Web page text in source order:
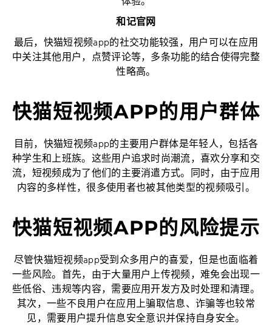
和记官网
最后，快猫短视频app的社交功能较强，用户可以在应用
中关注其他用户，点赞评论等，多条功能的结合使得完整
性略高。
快猫短视频APP的用户群体
目前，快猫短视频app的主要用户群体是年轻人，包括各
种学生和上班族。这些用户追求时尚潮流，喜欢分享和交
流，短视频成为了他们的主要消遣方式。同时，由于应用
内容的多样性，很多使用者也被其他类型的视频吸引。
快猫短视频APP的风险提示
尽管快猫短视频app受到众多用户的喜爱，但是也面临着
一些风险。首先，由于大量用户上传视频，难免会出现一
些低俗、违规等内容，需要应用开发方及时处理和清理。
其次，一些不良用户在应用上骗取信息、诈骗等也较常
见，需要用户提升信息安全意识并保持自身安全。